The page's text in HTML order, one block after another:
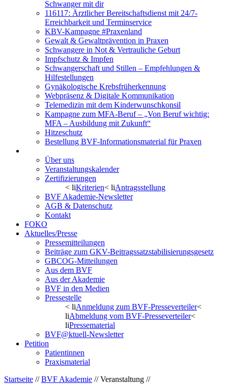
Schwanger mit dir
116117: Ärztlicher Bereitschaftsdienst mit 24/7-
Erreichbarkeit und Terminservice
KBV-Kampagne #Praxenland
Gewalt & Gewaltprävention in Praxen
Schwangere in Not & Vertrauliche Geburt
Impfschutz & Impfen
Schwangerschaft und Stillen – Empfehlungen &
Hilfestellungen
Gynäkologische Krebsfrüherkennung
Webpräsenz & Digitale Kommunikation
Telemedizin mit dem Kinderwunschkonsil
Kampagne zum MFA-Beruf – „Von Beruf wichtig:
MFA – Ausbildung mit Zukunft“
Hitzeschutz
Bestellung BVF-Informationsmaterial für Praxen
Über uns
Veranstaltungskalender
Zertifizierungen
< liKriterien< liAntragsstellung
BVF Akademie-Newsletter
AGB & Datenschutz
Kontakt
FOKO
Aktuelles/Presse
Pressemitteilungen
Beiträge zum GKV-Beitragssatzstabilisierungsgesetz
GBCOG-Mitteilungen
Aus dem BVF
Aus der Akademie
BVF in den Medien
Pressestelle
< liAnmeldung zum BVF-Presseverteiler<
liAbmeldung vom BVF-Presseverteiler<
liPressematerial
BVF@ktuell-Newsletter
Petition
Patientinnen
Praxismaterial
Startseite //BVF Akademie // Veranstaltung //